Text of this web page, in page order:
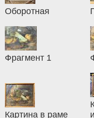
Оборотная
Фрагмент 1
Картина в раме